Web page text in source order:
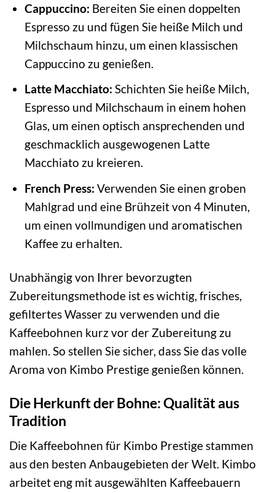
Cappuccino: Bereiten Sie einen doppelten
Espresso zu und fügen Sie heiße Milch und
Milchschaum hinzu, um einen klassischen
Cappuccino zu genießen.
Latte Macchiato: Schichten Sie heiße Milch,
Espresso und Milchschaum in einem hohen
Glas, um einen optisch ansprechenden und
geschmacklich ausgewogenen Latte
Macchiato zu kreieren.
French Press: Verwenden Sie einen groben
Mahlgrad und eine Brühzeit von 4 Minuten,
um einen vollmundigen und aromatischen
Kaffee zu erhalten.
Unabhängig von Ihrer bevorzugten
Zubereitungsmethode ist es wichtig, frisches,
gefiltertes Wasser zu verwenden und die
Kaffeebohnen kurz vor der Zubereitung zu
mahlen. So stellen Sie sicher, dass Sie das volle
Aroma von Kimbo Prestige genießen können.
Die Herkunft der Bohne: Qualität aus
Tradition
Die Kaffeebohnen für Kimbo Prestige stammen
aus den besten Anbaugebieten der Welt. Kimbo
arbeitet eng mit ausgewählten Kaffeebauern